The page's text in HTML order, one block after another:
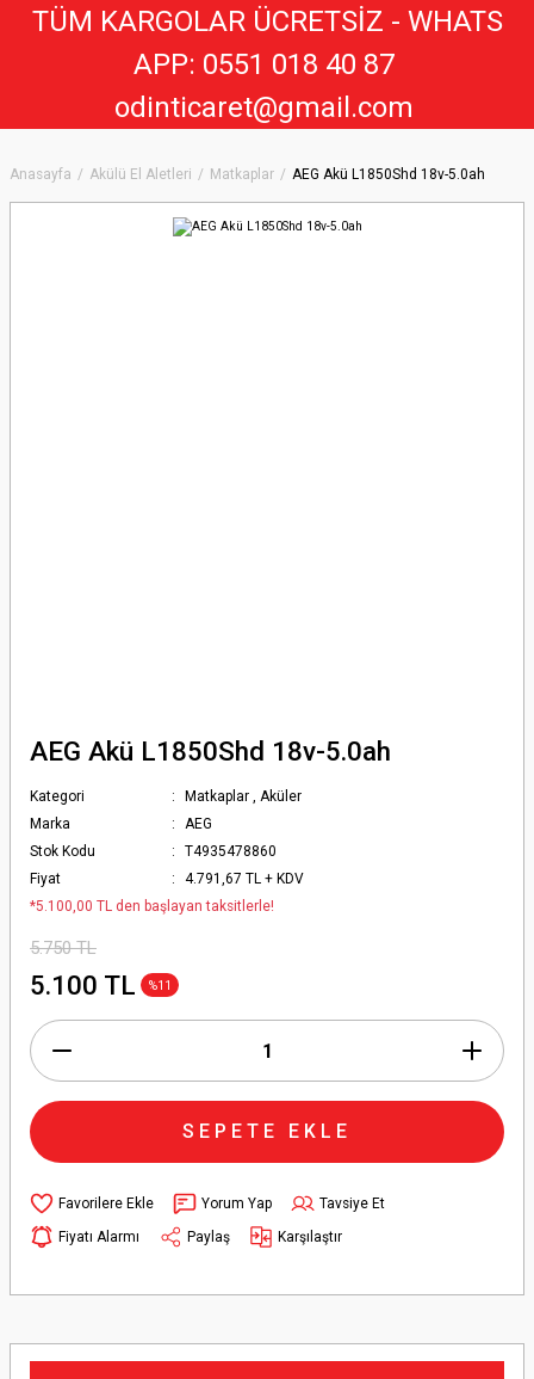
Anasayfa Akülü El Aletleri Matkaplar AEG Akü L1850Shd 18v-5.0ah
AEG Akü L1850Shd 18v-5.0ah
Kategori Matkaplar ,Aküler
Marka
AEG
Stok Kodu
T4935478860
Fiyat
4.791,67 TL + KDV
*5.100,00 TL den başlayan taksitlerle!
5.750 TL
5.100 TL %11
SEPETE EKLE
Yorum Yap
Tavsiye Et
Fiyatı Alarmı
Paylaş Karşılaştır
TÜM KARGOLAR ÜCRETSİZ - WHATS
APP: 0551 018 40 87
odinticaret@gmail.com